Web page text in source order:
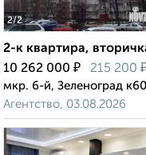
2/2
2-к квартира,
10 262 000 ₽ 215 200
мкр. 6-й, Зеленоград
Агентство, 03.08.2026